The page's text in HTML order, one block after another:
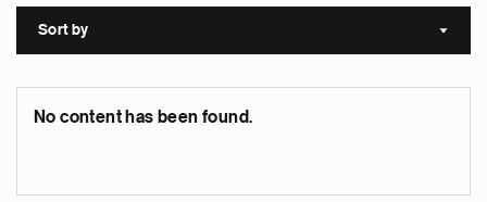
Sort by Sort
No content has been found.